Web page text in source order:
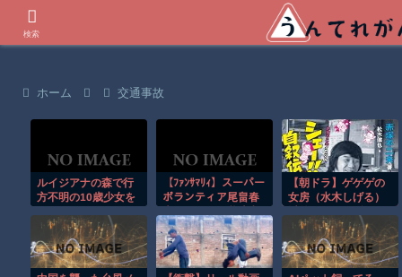
ホーム 交通事故
ルイジアナの森で行
方不明の10歳少女を
【ﾌｧﾝｻﾏﾘｨ】スーパー
ボランティア尾畠春
りへ「自分の飲む水
は自分で持ってい
く」「対価・飲食は
一切頂かない」
【朝ドラ】ゲゲゲの
女房（水木しげる）
ラマ作れるって言う
と誰だろうね
検索